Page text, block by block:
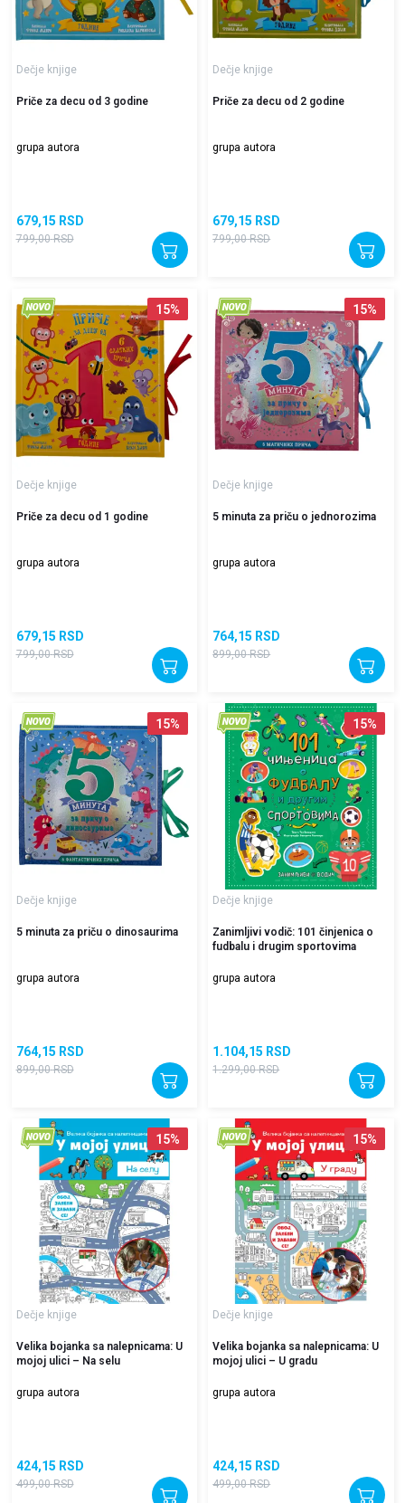
Dečje knjige
Priče za decu od 3 godine
grupa autora
679,15 RSD
799,00 RSD
Dečje knjige
Priče za decu od 2 godine
grupa autora
679,15 RSD
799,00 RSD
15%
Dečje knjige
Priče za decu od 1 godine
grupa autora
679,15 RSD
799,00 RSD
15%
Dečje knjige
5 minuta za priču o jednorozima
grupa autora
764,15 RSD
899,00 RSD
15%
Dečje knjige
5 minuta za priču o dinosaurima
grupa autora
764,15 RSD
899,00 RSD
15%
Dečje knjige
Zanimljivi vodič: 101 činjenica o
fudbalu i drugim sportovima
grupa autora
1.104,15 RSD
1.299,00 RSD
15%
Dečje knjige
Velika bojanka sa nalepnicama: U
mojoj ulici – Na selu
grupa autora
424,15 RSD
499,00 RSD
15%
Dečje knjige
Velika bojanka sa nalepnicama: U
mojoj ulici – U gradu
grupa autora
424,15 RSD
499,00 RSD